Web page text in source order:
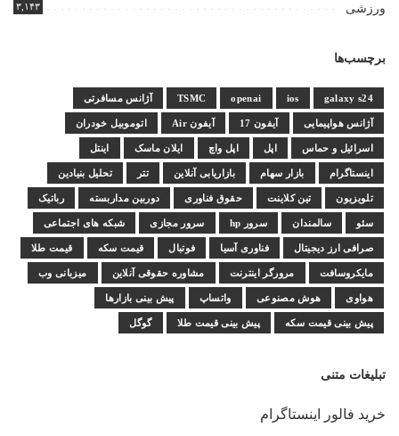
ورزشی ۳,۱۴۳
برچسب‌ها
galaxy s24
ios
openai
TSMC آژانس مسافرتی
آژانس هواپیمایی آیفون 17 آیفون Air اتوموبیل خودران
اسرائیل و حماس اپل اپل واچ ایلان ماسک اینتل
اینستاگرام بازار سهام بازاریابی آنلاین تتر تحلیل بنیادین
تلویزیون تین کلاینت حقوق فناوری دوربین مداربسته رباتیک
سئو سالمندان سرور hp سرور مجازی شبکه های اجتماعی
صرافی ارز دیجیتال فناوری آسیا فوتبال قیمت سکه قیمت طلا
مایکروسافت مرورگر اینترنت مشاوره حقوقی آنلاین میزبانی وب
هواوی هوش مصنوعی واتساپ پیش بینی بازارها
پیش بینی قیمت سکه پیش بینی قیمت طلا گوگل
تبلیغات متنی
خرید فالور اینستاگرام